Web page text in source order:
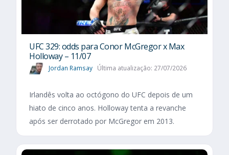
UFC 329: odds para Conor McGregor x Max
Holloway – 11/07
Jordan Ramsay Última atualização: 27/07/2026
Irlandês volta ao octógono do UFC depois de um
hiato de cinco anos. Holloway tenta a revanche
após ser derrotado por McGregor em 2013.